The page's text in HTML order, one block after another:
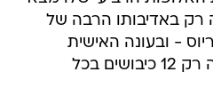
רק באדיבותו הרבה של
- ובעונה האישית
החלשה בקריירה שהניבה רק 12 כיבושים בכל